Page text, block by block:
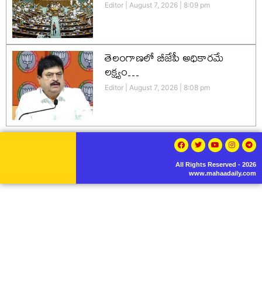
Editor August 7, 2026 8:09 pm
తెలంగాణలో బీజేపీ అధికారమే
లక్ష్యం…
Editor August 7, 2026 8:08 pm
All Rights Reserved - 2026
www.mahaadaily.com